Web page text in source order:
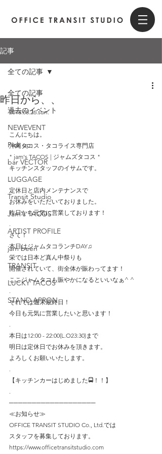
記事
全ての記事
過去のイベント
NEWEVENT
Pick up
bar VECTOR
LUGGAGE
Transit Studio
Jam's TACOS
ARTIST PROFILE
jam been
TRANSIT
LUCKY TACOS
STAND APRON
全ての記事
昨日から、、
2018.08.26.sun.
.
こんにちは。
沖縄タコス・タコライス専門店
" jam's TACOS | ジャムズタコス "
キッチンスタッフのイサムです。
.
定休日と店内メンテナンスで
お休みをいただいておりました。
昨日から元気に営業しております！
.
さて！
本日はジャムタコランチDAY♫
栄では日本ど真ん中祭りも
開催されていて、街全体が賑わってます！
ここジャムタコも賑やかになるといいなぁ^ ^
.
それでは週末最終日！
今日も元気に営業したいと思います！
.
本日は12:00 - 22:00(L.O23:30)まで
明日は定休日でお休みを頂きます。
よろしくお願いいたします。
.
【キッチンカーはじめました🚍！！】
.
───────────────────
≪お知らせ≫
OFFICE TRANSIT STUDIO Co., Ltd.では
スタッフを募集しております。
https://www.officetransitstudio.com